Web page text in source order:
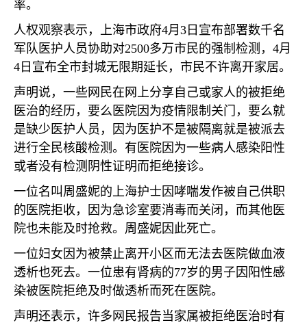
率。
人权观察表示，上海市政府4月 3 日宣布部署数千名
军队医护人员协助对2500多万市民的强制检测， 4月
4 日宣布全市封城无限期延长，市民不许离开家居。
声明说，一些网民在网上分享自己或家人的被拒绝
医治的经历，要么医院因为疫情限制关门，要么就
是缺少医护人员，因为医护不是被隔离就是被派去
进行全民核酸检测。有医院因为一些病人感染阳性
或者没有检测阴性证明而拒绝接诊。
一位名叫周盛妮的上海护士因哮喘发作被自己供职
的医院拒收，因为急诊室要消毒而关闭，而其他医
院也未能及时抢救。周盛妮因此死亡。
一位妇女因为被禁止离开小区而无法去医院做血液
透析也死去。一位患有肾病的77岁的男子因阳性感
染被医院拒绝及时做透析而死在医院。
声明还表示，许多网民报告当家属被拒绝医治时有